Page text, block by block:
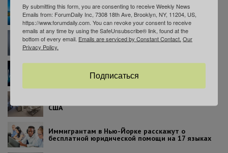
В Нью-Джерси пройдет фестиваль воздушных
шаров: это зрелище стоит увидеть хотя бы раз в
жизни
Аттракционы, история и еда: почему вам стоит
побывать на Richmond County Fair
что нужно знать пациентам
США
Иммигрантам в Нью-Йорке расскажут о
бесплатной юридической помощи на 17 языках
By submitting this form, you are consenting to receive Weekly News
Emails from: ForumDaily Inc, 7308 18th Ave, Brooklyn, NY, 11204, US,
https://www.forumdaily.com. You can revoke your consent to receive
emails at any time by using the SafeUnsubscribe® link, found at the
bottom of every email. Emails are serviced by Constant Contact. Our
Privacy Policy.
Подписаться